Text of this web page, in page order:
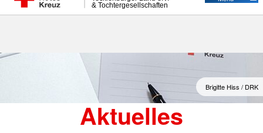
& Tochtergesellschaften
Brigitte Hiss / DRK
Aktuelles